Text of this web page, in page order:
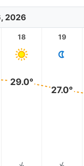
2026
18
29.0°
19
27.0°